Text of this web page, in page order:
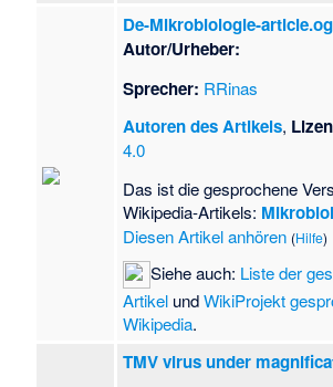
De-Mikrobiologie-
Autor/Urheber:
Sprecher: RRinas
Autoren des Artikels,
4.0
Das ist die gesprochene
Wikipedia-Artikels:
Diesen Artikel anhören (Hilfe)
Siehe auch: Liste der
Artikel undWikiProjekt
Wikipedia.
TMV virus under